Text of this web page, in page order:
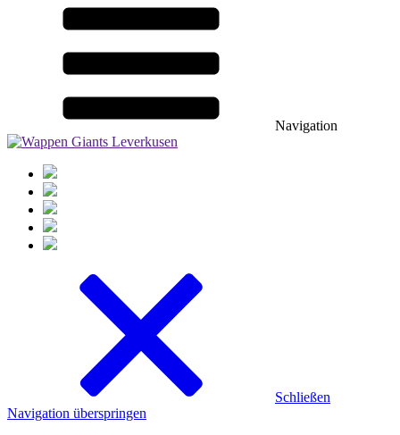
Navigation
Schließen
Navigation überspringen